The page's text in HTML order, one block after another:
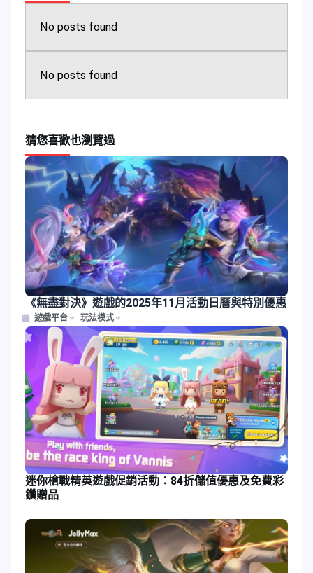
No posts found
No posts found
猜您喜歡也瀏覽過
《無盡對決》遊戲的2025年11月活動日曆與特別優惠
遊戲平台 玩法模式
迷你槍戰精英遊戲促銷活動：84折儲值優惠及免費彩
鑽贈品